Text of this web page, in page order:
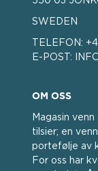
SWEDEN
TELEFON:
E-POST:
OM OSS
Magasin
tilsier; en
portefølje av
For oss har